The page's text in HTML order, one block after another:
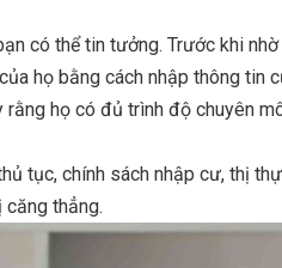
có thể tin tưởng. Trước khi
họ bằng cách nhập thông tin
họ có đủ trình độ chuyên
tục, chính sách nhập cư, thị
thẳng.